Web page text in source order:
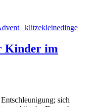
Kinder im
sich